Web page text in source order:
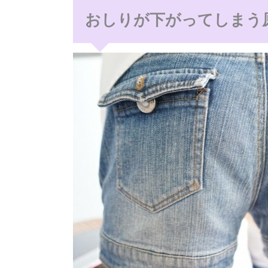
おしりが下がってしまう